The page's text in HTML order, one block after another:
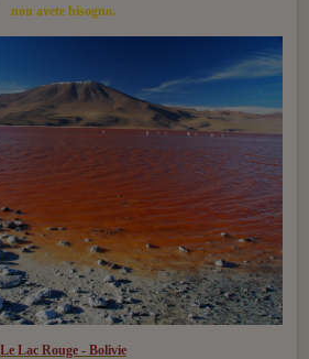
non avete bisogno.
Le Lac Rouge - Bolivie